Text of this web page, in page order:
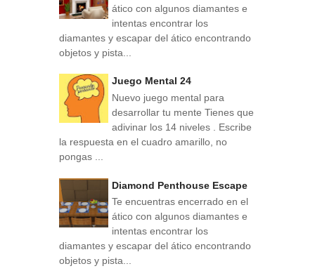
ático con algunos diamantes e
intentas encontrar los
diamantes y escapar del ático encontrando
objetos y pista...
Juego Mental 24
Nuevo juego mental para
desarrollar tu mente Tienes que
adivinar los 14 niveles . Escribe
la respuesta en el cuadro amarillo, no
pongas ...
Diamond Penthouse Escape
Te encuentras encerrado en el
ático con algunos diamantes e
intentas encontrar los
diamantes y escapar del ático encontrando
objetos y pista...